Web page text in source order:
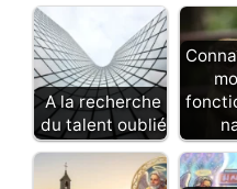
A la recherche
du talent oublié